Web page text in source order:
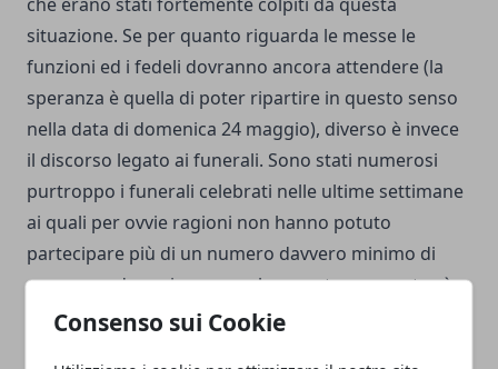
Consenso sui Cookie
situazione. Se per quanto riguarda le messe le
funzioni ed i fedeli dovranno ancora attendere (la
speranza è quella di poter ripartire in questo senso
nella data di domenica 24 maggio), diverso è invece
il discorso legato ai funerali. Sono stati numerosi
purtroppo i funerali celebrati nelle ultime settimane
ai quali per ovvie ragioni non hanno potuto
partecipare più di un numero davvero minimo di
persone: adesso invece anche questo parametro è
stato rivisto, ed è possibile muoversi anche per far